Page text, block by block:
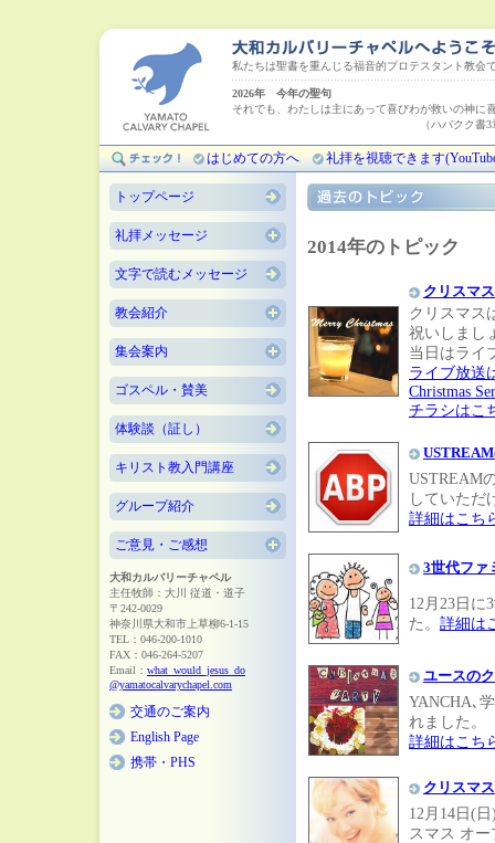
私たちは聖書を重んじる福音的プロテスタント教会
2026年 今年の聖句
それでも、わたしは主にあって喜びわが救いの神に
（ハバクク書3章18
はじめての方へ 礼拝を視聴できます
トップページ
礼拝メッセージ
文字で読むメッセージ
教会紹介
集会案内
ゴスペル・賛美
体験談（証し）
キリスト教入門講座
グループ紹介
ご意見・ご感想
大和カルバリーチャペル
主任牧師：大川 従道・道子
〒242-0029
神奈川県大和市上草柳6-1-15
TEL：046-200-1010
FAX：046-264-5207
Email： what_would_jesus_do
@yamatocalvarychapel.com
交通のご案内
English Page
携帯・PHS
2014年のトピック
クリスマ
クリスマス
祝いしまし
当日はライ
ライブ放送
Christmas
チラシはこ
USTREAM
していただ
詳細はこち
3世代ファ
12月23日に
た。 詳細は
ユースの
YANCHA､
れました。
詳細はこち
クリスマ
12月14日(
スマス オ